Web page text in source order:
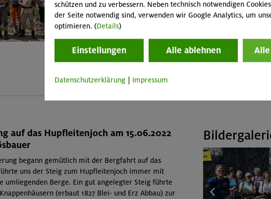
unsere Touren unternommen. Diesmal waren
Schlegeis, Stillup und Zillergründl unterwegs.
die freundlichen Wirtsleute auf den Hütten
Text: Franz Edfelder; Bilder: Franz Edfelder,
auf das Hupfleitenjoch am 15.06.2022
begann gemütlich mit der Bergfahrt auf das
uns der Steig zum Hupfleitenjoch immer mit
umliegenden Berge. Ein gut angelegter Steig führte
(erbaut 1827 Blei- und Erz Abbau) zur
schützen und zu verbessern. Neben technisch notwendigen
der Seite notwendig sind, verwenden wir Google Analytics, um
optimieren. (Details)
Einstellungen Alle ablehnen
Datenschutzerklärung Impressum